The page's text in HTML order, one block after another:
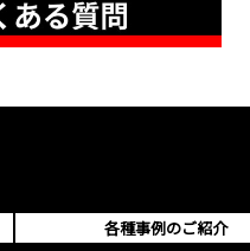
各種事例のご紹介